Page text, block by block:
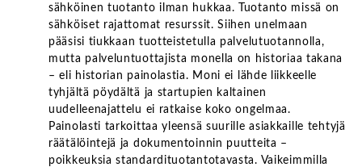
sähköinen tuotanto ilman hukkaa. Tuotanto missä on
sähköiset rajattomat resurssit. Siihen unelmaan
pääsisi tiukkaan tuotteistetulla palvelutuotannolla,
mutta palveluntuottajista monella on historiaa takana
– eli historian painolastia. Moni ei lähde liikkeelle
tyhjältä pöydältä ja startupien kaltainen
uudelleenajattelu ei ratkaise koko ongelmaa.
Painolasti tarkoittaa yleensä suurille asiakkaille tehtyjä
räätälöintejä ja dokumentoinnin puutteita –
poikkeuksia standardituotantotavasta. Vaikeimmilla